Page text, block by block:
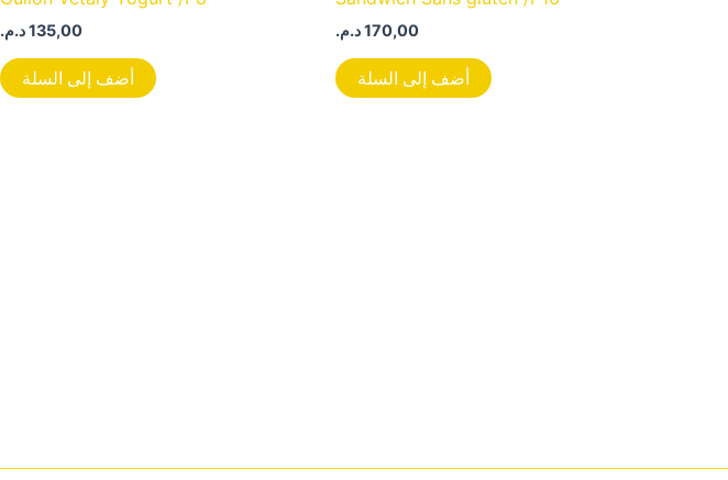
135,00د.م.
أضف إلى السلة
170,00د.م.
أضف إلى السلة